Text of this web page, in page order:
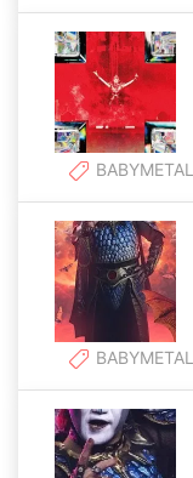
BABYMETAL
BABYMETAL